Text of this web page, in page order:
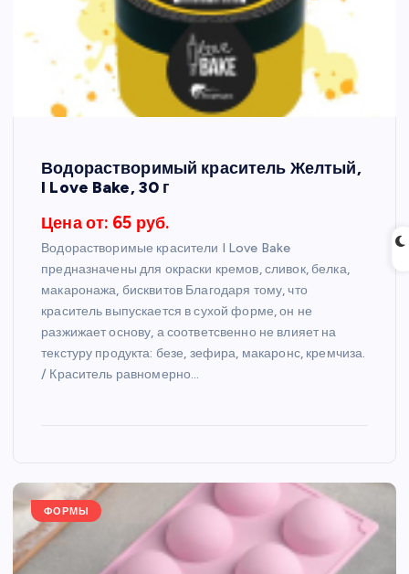
Водорастворимый краситель Желтый,
I Love Bake, 30 г
Цена от: 65 руб.
Водорастворимые красители I Love Bake
предназначены для окраски кремов, сливок, белка,
макаронажа, бисквитов Благодаря тому, что
краситель выпускается в сухой форме, он не
разжижает основу, а соответсвенно не влияет на
текстуру продукта: безе, зефира, макаронс, кремчиза.
/ Краситель равномерно…
ФОРМЫ